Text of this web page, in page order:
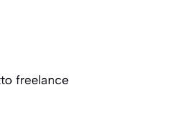
freelance